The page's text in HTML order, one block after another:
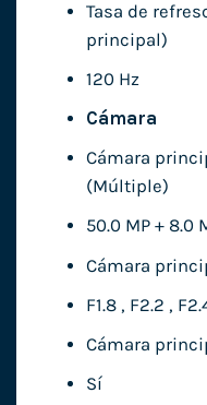
Tasa de
principal)
120 Hz
Cámara
Cámara
(Múltiple)
50.0 MP + 8.0
Cámara
F1.8 , F2.2 ,
Cámara
Sí